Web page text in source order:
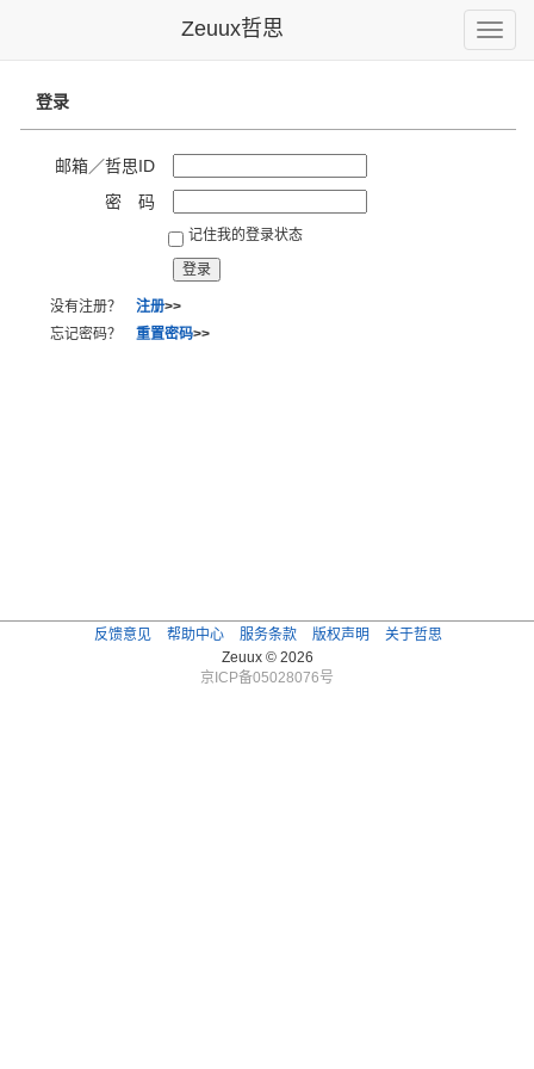
Toggle
Zeuux哲思
登录
邮箱／哲思ID
密 码
记住我的登录状态
没有注册？ 注册>>
忘记密码？ 重置密码>>
反馈意见 帮助中心 服务条款 版权声明
关于哲思
Zeuux © 2026
京ICP备05028076号